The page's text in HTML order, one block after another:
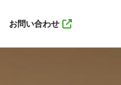
お問い合わせ